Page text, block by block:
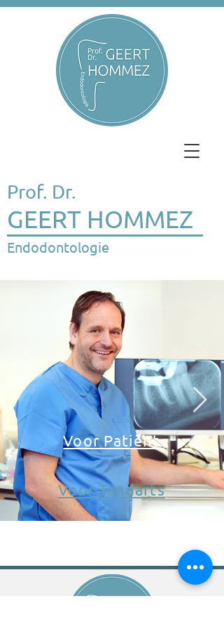
Prof. Dr.
GEERT HOMMEZ
Endodontologie
Voor Patiënt
Voor Tandarts
CONTACTEER ONS